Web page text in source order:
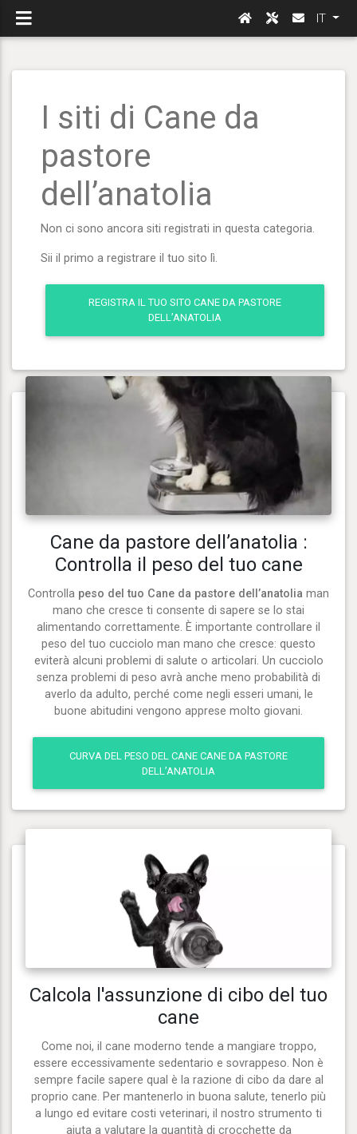
IT
I siti di Cane da
pastore
dell’anatolia
Non ci sono ancora siti registrati in questa categoria.
Sii il primo a registrare il tuo sito lì.
REGISTRA IL TUO SITO CANE DA PASTORE
DELL’ANATOLIA
Cane da pastore dell’anatolia :
Controlla il peso del tuo cane
Controlla peso del tuo Cane da pastore dell’anatolia man
mano che cresce ti consente di sapere se lo stai
alimentando correttamente. È importante controllare il
peso del tuo cucciolo man mano che cresce: questo
eviterà alcuni problemi di salute o articolari. Un cucciolo
senza problemi di peso avrà anche meno probabilità di
averlo da adulto, perché come negli esseri umani, le
buone abitudini vengono apprese molto giovani.
CURVA DEL PESO DEL CANE CANE DA PASTORE
DELL’ANATOLIA
Calcola l'assunzione di cibo del tuo
cane
Come noi, il cane moderno tende a mangiare troppo,
essere eccessivamente sedentario e sovrappeso. Non è
sempre facile sapere qual è la razione di cibo da dare al
proprio cane. Per mantenerlo in buona salute, tenerlo più
a lungo ed evitare costi veterinari, il nostro strumento ti
aiuta a valutare la quantità di crocchette da